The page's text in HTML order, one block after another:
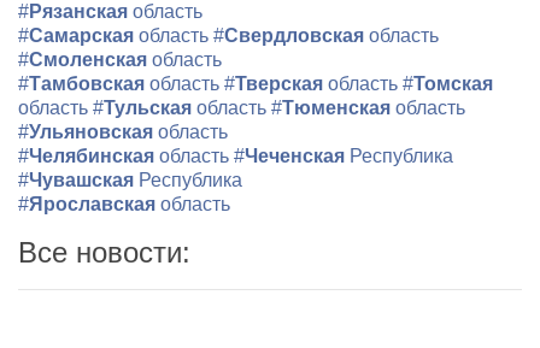
#Рязанская область
#Самарская область #Свердловская область
#Смоленская область
#Тамбовская область #Тверская область #Томская
область #Тульская область #Тюменская область
#Ульяновская область
#Челябинская область #Чеченская Республика
#Чувашская Республика
#Ярославская область
Все новости: